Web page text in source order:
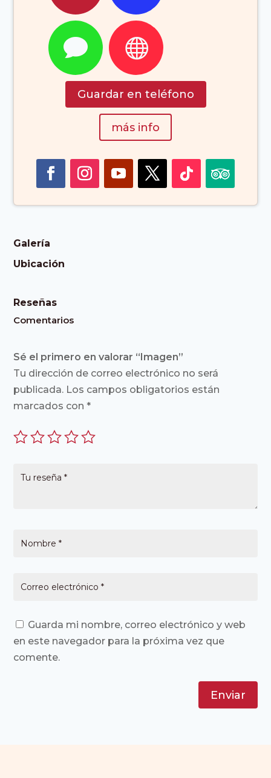
 
Guardar en teléfono
más info
Galería
Ubicación
Reseñas
Comentarios
Sé el primero en valorar “Imagen”
Tu dirección de correo electrónico no será
publicada. Los campos obligatorios están
marcados con*
Guarda mi nombre, correo electrónico y web
en este navegador para la próxima vez que
comente.
Enviar